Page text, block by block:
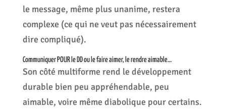
le message, même plus unanime, restera
complexe (ce qui ne veut pas nécessairement
dire compliqué).
Communiquer POUR le DD ou le faire aimer, le rendre aimable…
Son côté multiforme rend le développement
durable bien peu appréhendable, peu
aimable, voire même diabolique pour certains.